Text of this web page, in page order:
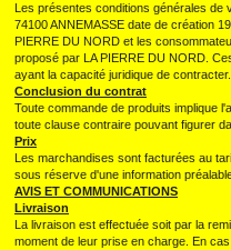
Les présentes conditions générales de
74100 ANNEMASSE date de création
PIERRE DU NORD et les
proposé par LA PIERRE DU NORD.
ayant la capacité juridique de contracter.
Conclusion du contrat
Toute commande de produits implique
toute clause contraire pouvant figurer
Prix
Les marchandises sont facturées au
sous réserve d'une information
AVIS ET COMMUNICATIONS
Livraison
La livraison est effectuée soit par la
moment de leur prise en charge. En